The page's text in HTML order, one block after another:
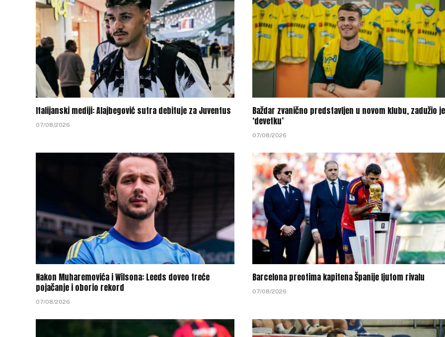
Italijanski mediji: Alajbegović sutra debituje za Juventus
07/08/2026
Baždar zvanično predstavljen u novom klubu, zadužio je
‘devetku’
07/08/2026
Nakon Muharemovića i Wilsona: Leeds doveo treće
pojačanje i oborio rekord
07/08/2026
Barcelona preotima kapitena Španije ljutom rivalu
07/08/2026